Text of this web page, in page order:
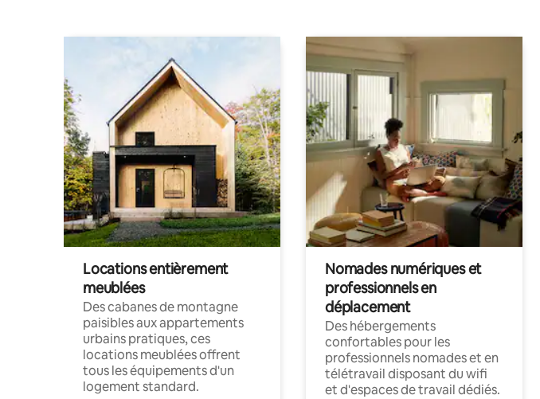
Locations entièrement
meublées
Des cabanes de montagne
paisibles aux appartements
urbains pratiques, ces
locations meublées offrent
tous les équipements d'un
logement standard.
Nomades numériques et
professionnels en
déplacement
Des hébergements
confortables pour les
professionnels nomades et en
télétravail disposant du wifi
et d'espaces de travail dédiés.